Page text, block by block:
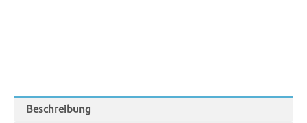
Beschreibung